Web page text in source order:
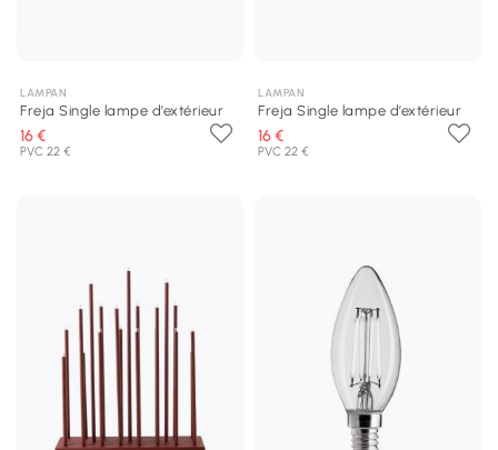
LAMPAN
Freja Single lampe d’extérieur
16 €
PVC 22 €
LAMPAN
Freja Single lampe d’extérieur
16 €
PVC 22 €